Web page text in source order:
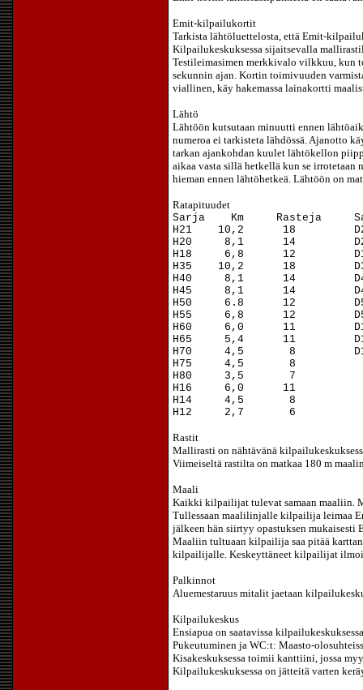
Emit-kilpailukortit
Tarkista lähtöluettelosta, että Emit-
Kilpailukeskuksessa sijaitsevalla
Testileimasimen merkkivalo vilkkuu, kun
sekunnin ajan. Kortin toimivuuden
viallinen, käy hakemassa lainakortti
Lähtö
Lähtöön kutsutaan minuutti ennen
numeroa ei tarkisteta lähdössä. Ajanotto
tarkan ajankohdan kuulet lähtökellon
aikaa vasta sillä hetkellä kun se
hieman ennen lähtöhetkeä. Lähtöön on
Ratapituudet
Sarja Km Rasteja
H21 10,2 18
H20 8,1 14
H18 6,8 12
H35 10,2 18
H40 8,1 14
H45 8,1 14
H50 6.8 12
H55 6,8 12
H60 6,0 11
H65 5,4 11
H70 4,5 8
H75
H80
H16 6,0
H14
H12
Rastit
Mallirasti on nähtävänä
Viimeiseltä rastilta on matkaa 180 m
Maali
Kaikki kilpailijat tulevat samaan maaliin.
Tullessaan maalilinjalle kilpailija leimaa
jälkeen hän siirtyy opastuksen
Maaliin tultuaan kilpailija saa pitää
kilpailijalle. Keskeyttäneet kilpailijat
Palkinnot
Aluemestaruus mitalit jaetaan
Kilpailukeskus
Ensiapua on saatavissa
Pukeutuminen ja WC:t: Maasto-
Kisakeskuksessa toimii kanttiini, jossa
Kilpailukeskuksessa on jätteitä varten